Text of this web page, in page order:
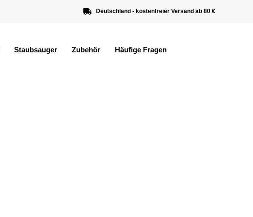
Deutschland - kostenfreier Versand ab 80 €
Staubsauger Zubehör Häufige Fragen